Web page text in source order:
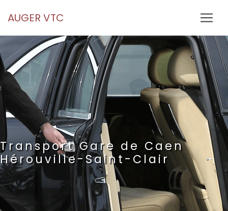
AUGER VTC
Transport Gare de Caen
Hérouville-Saint-Clair